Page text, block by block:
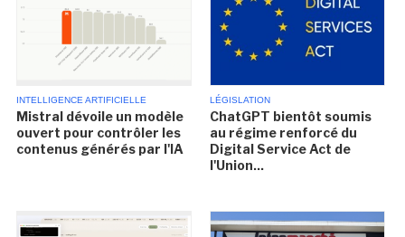
INTELLIGENCE ARTIFICIELLE
Mistral dévoile un modèle
ouvert pour contrôler les
contenus générés par l'IA
LÉGISLATION
ChatGPT bientôt soumis
au régime renforcé du
Digital Service Act de
l'Union...